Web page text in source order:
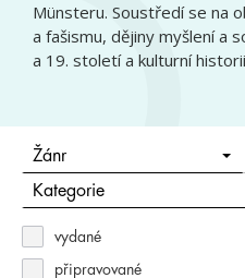
Münsteru. Soustředí se na
a fašismu, dějiny myšlení a
a 19. století a kulturní
Žánr
Kategorie
vydané
připravované